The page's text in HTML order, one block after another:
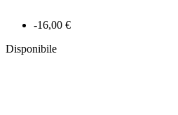
-16,00 €
Disponibile